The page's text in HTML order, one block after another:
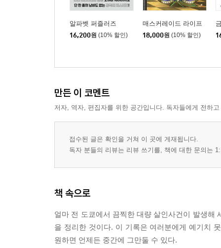
알파벳 퍼즐러즈
16,200원 (10% 할인)
매스커레이드 라이프
18,000원 (10% 할인)
만든 이 코멘트
저자, 역자, 편집자를 위한 공간입니다. 독자들에게 전하
접수된 글은 확인을 거쳐 이 곳에 게재됩니다.
독자 분들의 리뷰는 리뷰 쓰기를, 책에 대한 문의는
책 속으로
얼마 전 도쿄에서 끔찍한 대량 살인사건이 발생해
을 정리한 것이다. 이 기록은 여러분에게 예기치
원하면 언제든 중간에 그만둘 수 있다.